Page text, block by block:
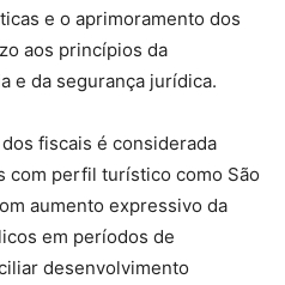
e o aprimoramento dos
aos princípios da
e da segurança jurídica.
fiscais é considerada
com perfil turístico como São
aumento expressivo da
em períodos de
desenvolvimento